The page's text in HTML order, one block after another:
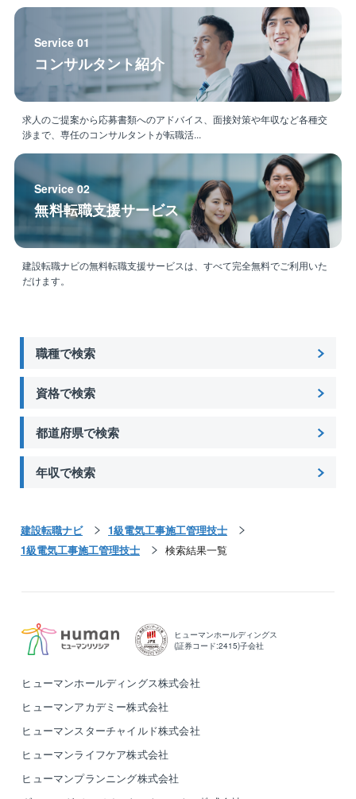
※業務については、同オフィス内でメンバー間でも共有
をしているため、残業時間が月20時間を超える際に
は、代理で対応する体制を整えています。
★在宅勤務、フレックス勤務等を用いてプライベート
の都合、業務の都合に合わせて柔軟に就業が可能で
す。
Service 01
コンサルタント紹介
求人のご提案から応募書類へのアドバイス、面接対策や年収など各種交
渉まで、専任のコンサルタントが転職活...
Service 02
無料転職支援サービス
建設転職ナビの無料転職支援サービスは、すべて完全無料でご利用いた
だけます。
職種で検索
資格で検索
都道府県で検索
年収で検索
建設転職ナビ
1級電気工事施工管理技士
1級電気工事施工管理技士
検索結果一覧
ヒューマンホールディングス
(証券コード:2415)子会社
ヒューマンホールディングス株式会社
ヒューマンアカデミー株式会社
ヒューマンスターチャイルド株式会社
ヒューマンライフケア株式会社
ヒューマンプランニング株式会社